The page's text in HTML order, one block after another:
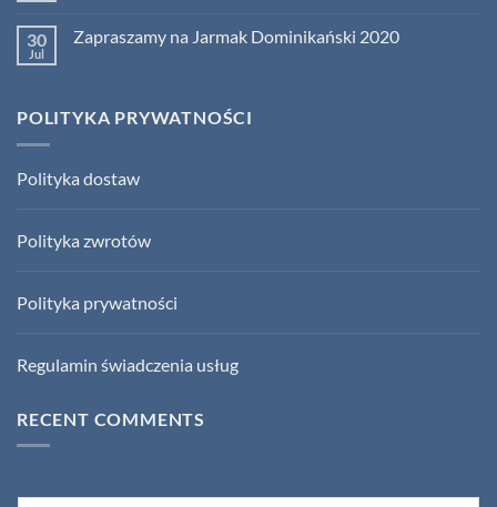
Dominika!
św.
Dominika
Zapraszamy
30
Jul
Zapraszamy na Jarmak Dominikański 2020
na
POLITYKA PRYWATNOŚCI
Polityka dostaw
Polityka zwrotów
Polityka prywatności
Regulamin świadczenia usług
RECENT COMMENTS